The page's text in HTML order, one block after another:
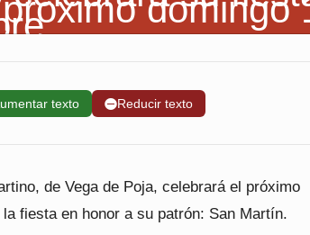
texto ➖Reducir texto
de Vega de Poja, celebrará el próximo
fiesta en honor a su patrón: San Martín.